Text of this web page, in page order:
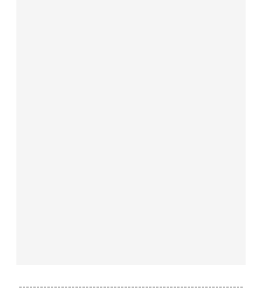
----------------------------------------------------------------